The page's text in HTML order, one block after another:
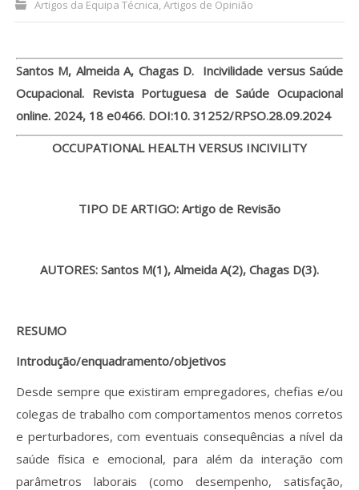
Submeta aqui
Formação Profissional
Bolsa de emprego (oferta/
Investigarem
Revistas previamente publicadas
Como publicitar na nossa revista
Contatos
Artigos da Equipa Técnica,Artigos de Opinião
Santos M, Almeida A, Chagas D. Incivilidade versus Saúde
Ocupacional. Revista Portuguesa de Saúde Ocupacional
online. 2024, 18 e0466. DOI:10. 31252/RPSO.28.09.2024
OCCUPATIONAL HEALTH VERSUS INCIVILITY
TIPO DE ARTIGO: Artigo de Revisão
AUTORES: Santos M(1), Almeida A(2), Chagas D(3).
RESUMO
Introdução/enquadramento/objetivos
Desde sempre que existiram empregadores, chefias e/ou
colegas de trabalho com comportamentos menos corretos
e perturbadores, com eventuais consequências a nível da
saúde física e emocional, para além da interação com
parâmetros laborais (como desempenho, satisfação,